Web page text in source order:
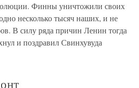
Финны уничтожили своих
несколько тысяч наших, и не
В силу ряда причин Ленин тогда
и поздравил Свинхувуда